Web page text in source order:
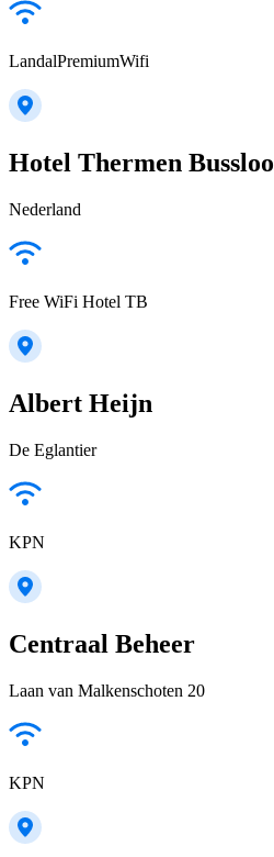
LandalPremiumWifi
Hotel Thermen Bussloo
Nederland
Free WiFi Hotel TB
Albert Heijn
De Eglantier
KPN
Centraal Beheer
Laan van Malkenschoten 20
KPN